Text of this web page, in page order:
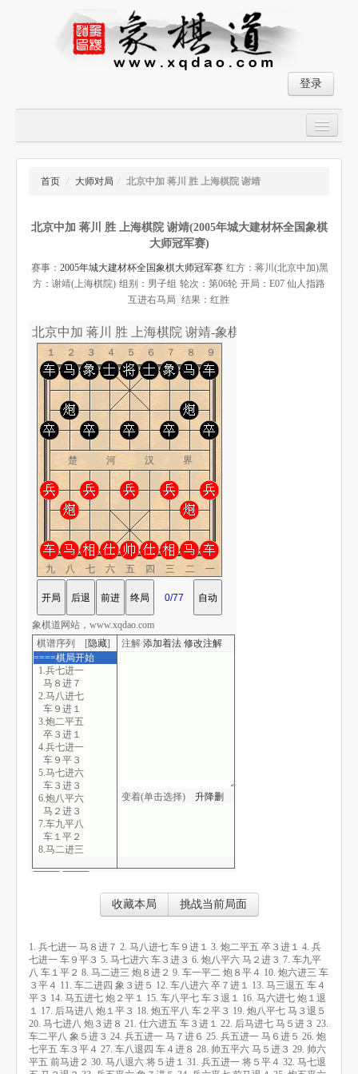
登录
大师对局
象棋棋谱
残局破解
首页 / 大师对局 / 北京中加 蒋川 胜 上海棋院 谢靖
北京中加 蒋川 胜 上海棋院 谢靖(2005年城大建材杯全国象棋
大师冠军赛)
赛事： 2005年城大建材杯全国象棋大师冠军赛 红方：蒋川(北京中加)黑
方：谢靖(上海棋院) 组别：男子组 轮次：第06轮 开局：E07 仙人指路
互进右马局 结果：红胜
北京中加 蒋川 胜 上海棋院 谢靖-象棋道
１２３４５６７８９
楚 河 汉 界
九八七六五四三二一
棋谱序列 [隐藏]
====棋局开始
1.兵七进一
马８进７
2.马八进七
车９进１
3.炮二平五
卒３进１
4.兵七进一
车９平３
5.马七进六
车３进３
6.炮八平六
马２进３
7.车九平八
车１平２
8.马二进三
9.车一平二
12.车八进六
卒７进１
13.马三退五
车４平３
14.马五进七
炮２平１
15.车八平七
车３退１
16.马六进七
炮１退１
注解 添加着法 修改注解
变着(单击选择) 升降删
象棋道网站，www.xqdao.com
收藏本局 挑战当前局面
1. 兵七进一 马８进７ 2. 马八进七 车９进１ 3. 炮二平五 卒３进１ 4. 兵
七进一 车９平３ 5. 马七进六 车３进３ 6. 炮八平六 马２进３ 7. 车九平
八 车１平２ 8. 马二进三 炮８进２ 9. 车一平二 炮８平４ 10. 炮六进三 车
３平４ 11. 车二进四 象３进５ 12. 车八进六 卒７进１ 13. 马三退五 车４
平３ 14. 马五进七 炮２平１ 15. 车八平七 车３退１ 16. 马六进七 炮１退
１ 17. 后马进八 炮１平３ 18. 炮五平八 车２平３ 19. 炮八平七 马３退５
20. 马七进八 炮３进８ 21. 仕六进五 车３进１ 22. 后马进七 马５进３ 23.
车二平八 象５进３ 24. 兵五进一 马７进６ 25. 兵五进一 马６进５ 26. 炮
七平五 车３平４ 27. 车八退四 车４进８ 28. 帅五平六 马５进３ 29. 帅六
平五 前马进２ 30. 马八退六 将５进１ 31. 兵五进一 将５平４ 32. 马七退